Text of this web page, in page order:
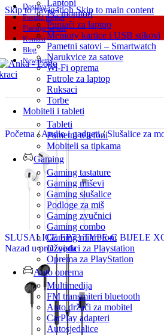
Skip to navigationSkip to main content
Dostava
Postani partner
Plaćanje na rate
Kontakt
Blog
Newsletter
Laptopi
PC monitori
Punjači za laptop
Memory kartice i USB stikovi
Pametni satovi – Smartwatch
Narukvice za satove
Wi-Fi oprema
Futrole za laptop
Ruksaci
Torbe
Mobiteli i tableti
Tableti
Pametni telefoni
Mobiteli sa tipkama
Gaming
Gaming tastature
Gaming miševi
Gaming slušalice
Podloge za miš
Gaming zvučnici
Gaming combo
Gaming mikrofoni
Džojstici za Playstation
Oprema za PlayStation
Auto oprema
Multimedija
FM transmiteri bluetooth
Auto držači za mobitel
CarPlay adapteri
Autosjedalice
Početna/ Audio i gadgeti/ Slušalice za
SLUSALICE EP73 TYPE-C BIJELE
Nazad u proizvoda